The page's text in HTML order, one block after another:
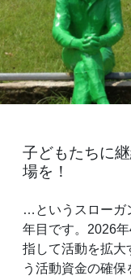
子どもたちに
場を！
…というスローガ
年目です。2026
指して活動を拡大
う活動資金の確